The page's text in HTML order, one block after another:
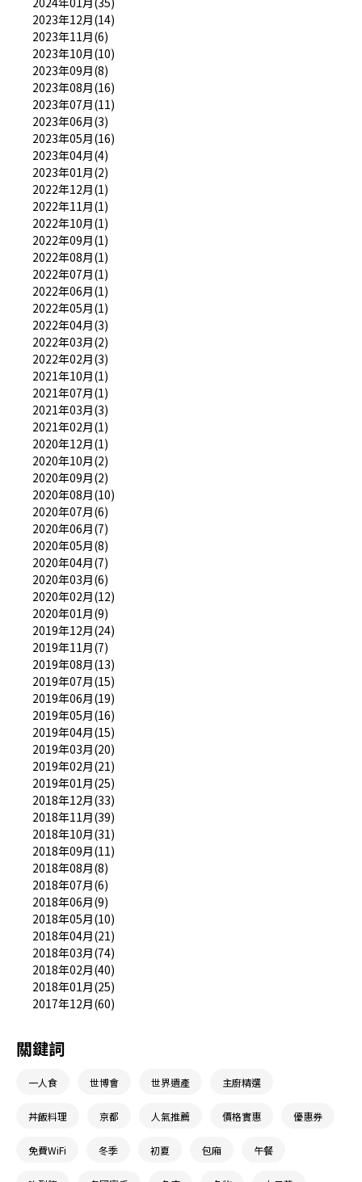
2023年12月(14)
2023年11月(6)
2023年10月(10)
2023年09月(8)
2023年08月(16)
2023年07月(11)
2023年06月(3)
2023年05月(16)
2023年04月(4)
2023年01月(2)
2022年12月(1)
2022年11月(1)
2022年10月(1)
2022年09月(1)
2022年08月(1)
2022年07月(1)
2022年06月(1)
2022年05月(1)
2022年04月(3)
2022年03月(2)
2022年02月(3)
2021年10月(1)
2021年07月(1)
2021年03月(3)
2021年02月(1)
2020年12月(1)
2020年10月(2)
2020年09月(2)
2020年08月(10)
2020年07月(6)
2020年06月(7)
2020年05月(8)
2020年04月(7)
2020年03月(6)
2020年02月(12)
2020年01月(9)
2019年12月(24)
2019年11月(7)
2019年08月(13)
2019年07月(15)
2019年06月(19)
2019年05月(16)
2019年04月(15)
2019年03月(20)
2019年02月(21)
2019年01月(25)
2018年12月(33)
2018年11月(39)
2018年10月(31)
2018年09月(11)
2018年08月(8)
2018年07月(6)
2018年06月(9)
2018年05月(10)
2018年04月(21)
2018年03月(74)
2018年02月(40)
2018年01月(25)
2017年12月(60)
關鍵詞
一人食 世博會 世界遺產 主廚精選
丼飯料理 京都 人氣推薦 價格實惠 優惠券
免費WiFi 冬季 初夏 包廂 午餐